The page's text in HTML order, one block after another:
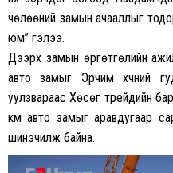
чөлөөний замын ачааллыг
юм” гэлээ.
Дээрх замын өргөтгөлийн
авто замыг Эрчим хүчний
уулзвараас Хөсөг трейдийн
км авто замыг аравдугаар
шинэчилж байна.